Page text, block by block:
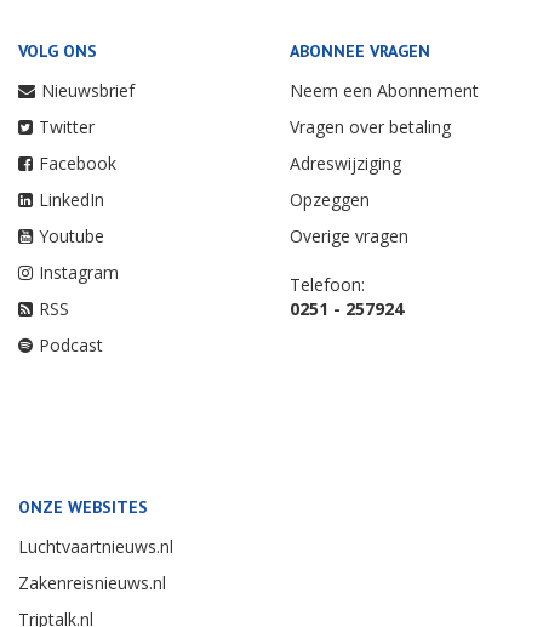
VOLG ONS
Nieuwsbrief
Twitter
Facebook
LinkedIn
Youtube
Instagram
RSS
Podcast
ABONNEE VRAGEN
Neem een Abonnement
Vragen over betaling
Adreswijziging
Opzeggen
Overige vragen
Telefoon:
0251 - 257924
ONZE WEBSITES
Luchtvaartnieuws.nl
Zakenreisnieuws.nl
Triptalk.nl